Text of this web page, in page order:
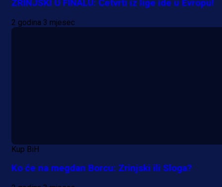
ZRINJSKI U FINALU: Četvrti iz lige ide u Evropu!
2 godina 3 mjesec
Kup BiH
Ko će na megdan Borcu: Zrinjski ili Sloga?